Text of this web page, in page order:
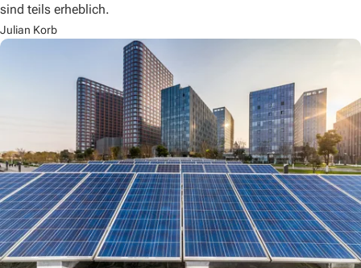
sind teils erheblich.
Julian Korb